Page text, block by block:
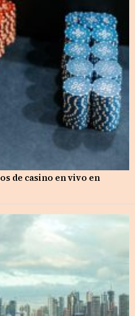
de casino en vivo en